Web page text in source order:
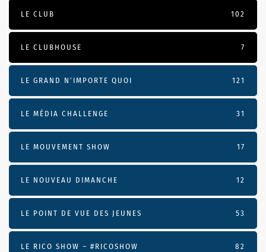
LE CLUB 102
LE CLUBHOUSE 7
LE GRAND N’IMPORTE QUOI 121
LE MÉDIA CHALLENGE 31
LE MOUVEMENT SHOW 17
LE NOUVEAU DIMANCHE 12
LE POINT DE VUE DES JEUNES 53
LE RICO SHOW – #RICOSHOW 82